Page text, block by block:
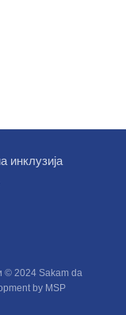
инклузија
© 2024 Sakam da
by MSP